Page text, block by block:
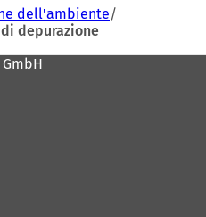
dell'ambiente
depurazione